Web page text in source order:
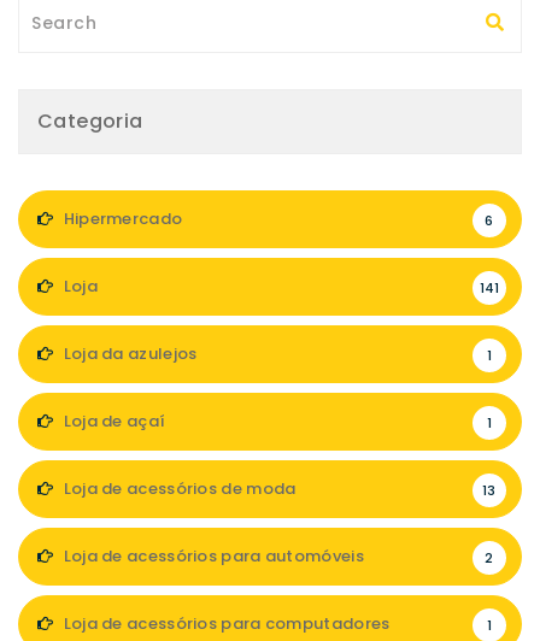
Categoria
Hipermercado 6
Loja 141
Loja da azulejos 1
Loja de açaí 1
Loja de acessórios de moda 13
Loja de acessórios para automóveis 2
Loja de acessórios para computadores 1